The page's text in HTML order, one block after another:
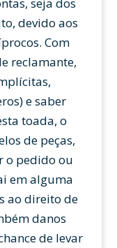
devido aos
Com
reclamante,
e saber
toada, o
de peças,
o pedido ou
em alguma
ao direito de
danos
de levar